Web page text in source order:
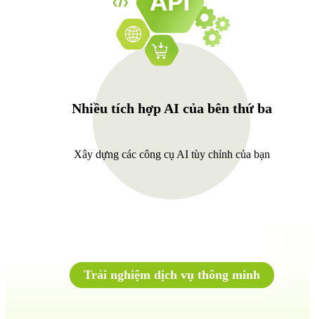
Nhiều tích hợp AI của bên thứ ba
Xây dựng các công cụ AI tùy chỉnh của bạn
Trải nghiệm dịch vụ thông minh